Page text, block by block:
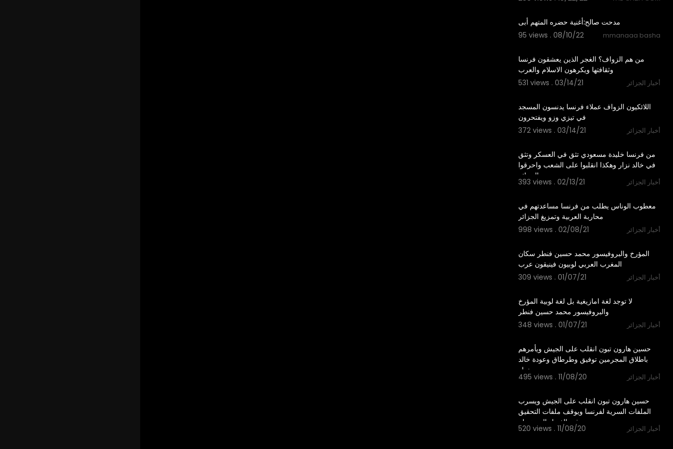
مدحت صالح:أغنية حضره المتهم أبى
95 views . 08/10/22
mmanaaa basha
من هم الزواف؟ الغجر الذين يعشقون فرنسا
وثقافتها ويكرهون الاسلام والعرب
531 views . 03/14/21
أخبار الجزائر
اللائكيون الزواف عملاء فرنسا يدنسون المسجد
في تيزي وزو ويفتحرون
372 views . 03/14/21
أخبار الجزائر
من فرنسا خليدة مسعودي تثق في العسكر وتثق
في خالد نزار وهكذا انقلبوا على الشعب واحرقوا
الجزائر
393 views . 02/13/21 أخبار الجزائر
معطوب الوناس يطلب من فرنسا مساعدتهم في
محاربة العربية وتمزيغ الجزائر
998 views . 02/08/21
أخبار الجزائر
⁣⁣المؤرخ والبروفيسور محمد حسين فنطر سكان
المغرب العربي لوبيون فينيقون عرب
309 views . 01/07/21
أخبار الجزائر
لا توجد لغة امازيغية بل لغة لوبية ⁣المؤرخ
والبروفيسور محمد حسين فنطر
348 views . 01/07/21
أخبار الجزائر
⁣حسين هارون تبون انقلب على الجيش ويأمرهم
باطلاق المجرمين توفيق وطرطاق وعودة خالد
نزار
495 views . 11/08/20 أخبار الجزائر
حسين هارون تبون انقلب على الجيش ويسرب
الملفات السرية لفرنسا ويوقف ملفات التحقيق
في الفساد التي تصله
520 views . 11/08/20 أخبار الجزائر